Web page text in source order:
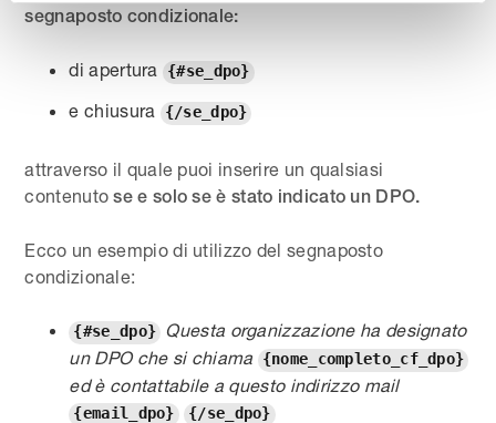
segnaposto condizionale:
di apertura {#se_dpo}
e chiusura {/se_dpo}
attraverso il quale puoi inserire un qualsiasi
contenutose e solo se è stato indicato un DPO.
Ecco un esempio di utilizzo del segnaposto
condizionale:
{#se_dpo} Questa organizzazione ha designato
un DPO che si chiama
{nome_completo_cf_dpo}
ed è contattabile a questo indirizzo mail
{email_dpo} {/se_dpo}